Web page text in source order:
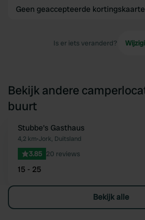
Geen geaccepteerde
Is er iets veranderd?
Bekijk andere
buurt
Stubbe's Gasthaus
4,2 km•Jork, Duitsland
3.85 20 reviews
15 - 25
Bekijk alle